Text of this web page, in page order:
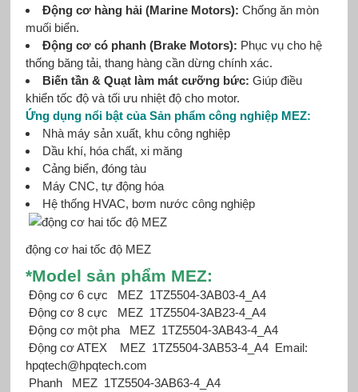
Động cơ hàng hải (Marine Motors): Chống ăn mòn
muối biển.
Động cơ có phanh (Brake Motors): Phục vụ cho hệ
thống băng tải, thang hàng cần dừng chính xác.
Biến tần & Quạt làm mát cưỡng bức: Giúp điều
khiển tốc độ và tối ưu nhiệt độ cho motor.
Ứng dụng nổi bật của Sản phẩm công nghiệp MEZ:
Nhà máy sản xuất, khu công nghiệp
Dầu khí, hóa chất, xi măng
Cảng biển, đóng tàu
Máy CNC, tự động hóa
Hệ thống HVAC, bơm nước công nghiệp
động cơ hai tốc độ MEZ
*Model sản phẩm MEZ:
Động cơ 6 cực MEZ 1TZ5504-3AB03-4_A4
Động cơ 8 cực
MEZ 1TZ5504-3AB23-4_A4
Động cơ một pha
MEZ 1TZ5504-3AB43-4_A4
Động cơ ATEX
MEZ 1TZ5504-3AB53-4_A4 Email:
hpqtech@hpqtech.com
Phanh
MEZ 1TZ5504-3AB63-4_A4